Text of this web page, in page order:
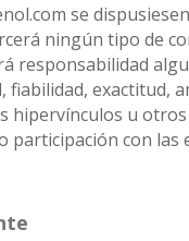
se
ningún tipo de
responsabilidad
exactitud,
hipervínculos u
con las